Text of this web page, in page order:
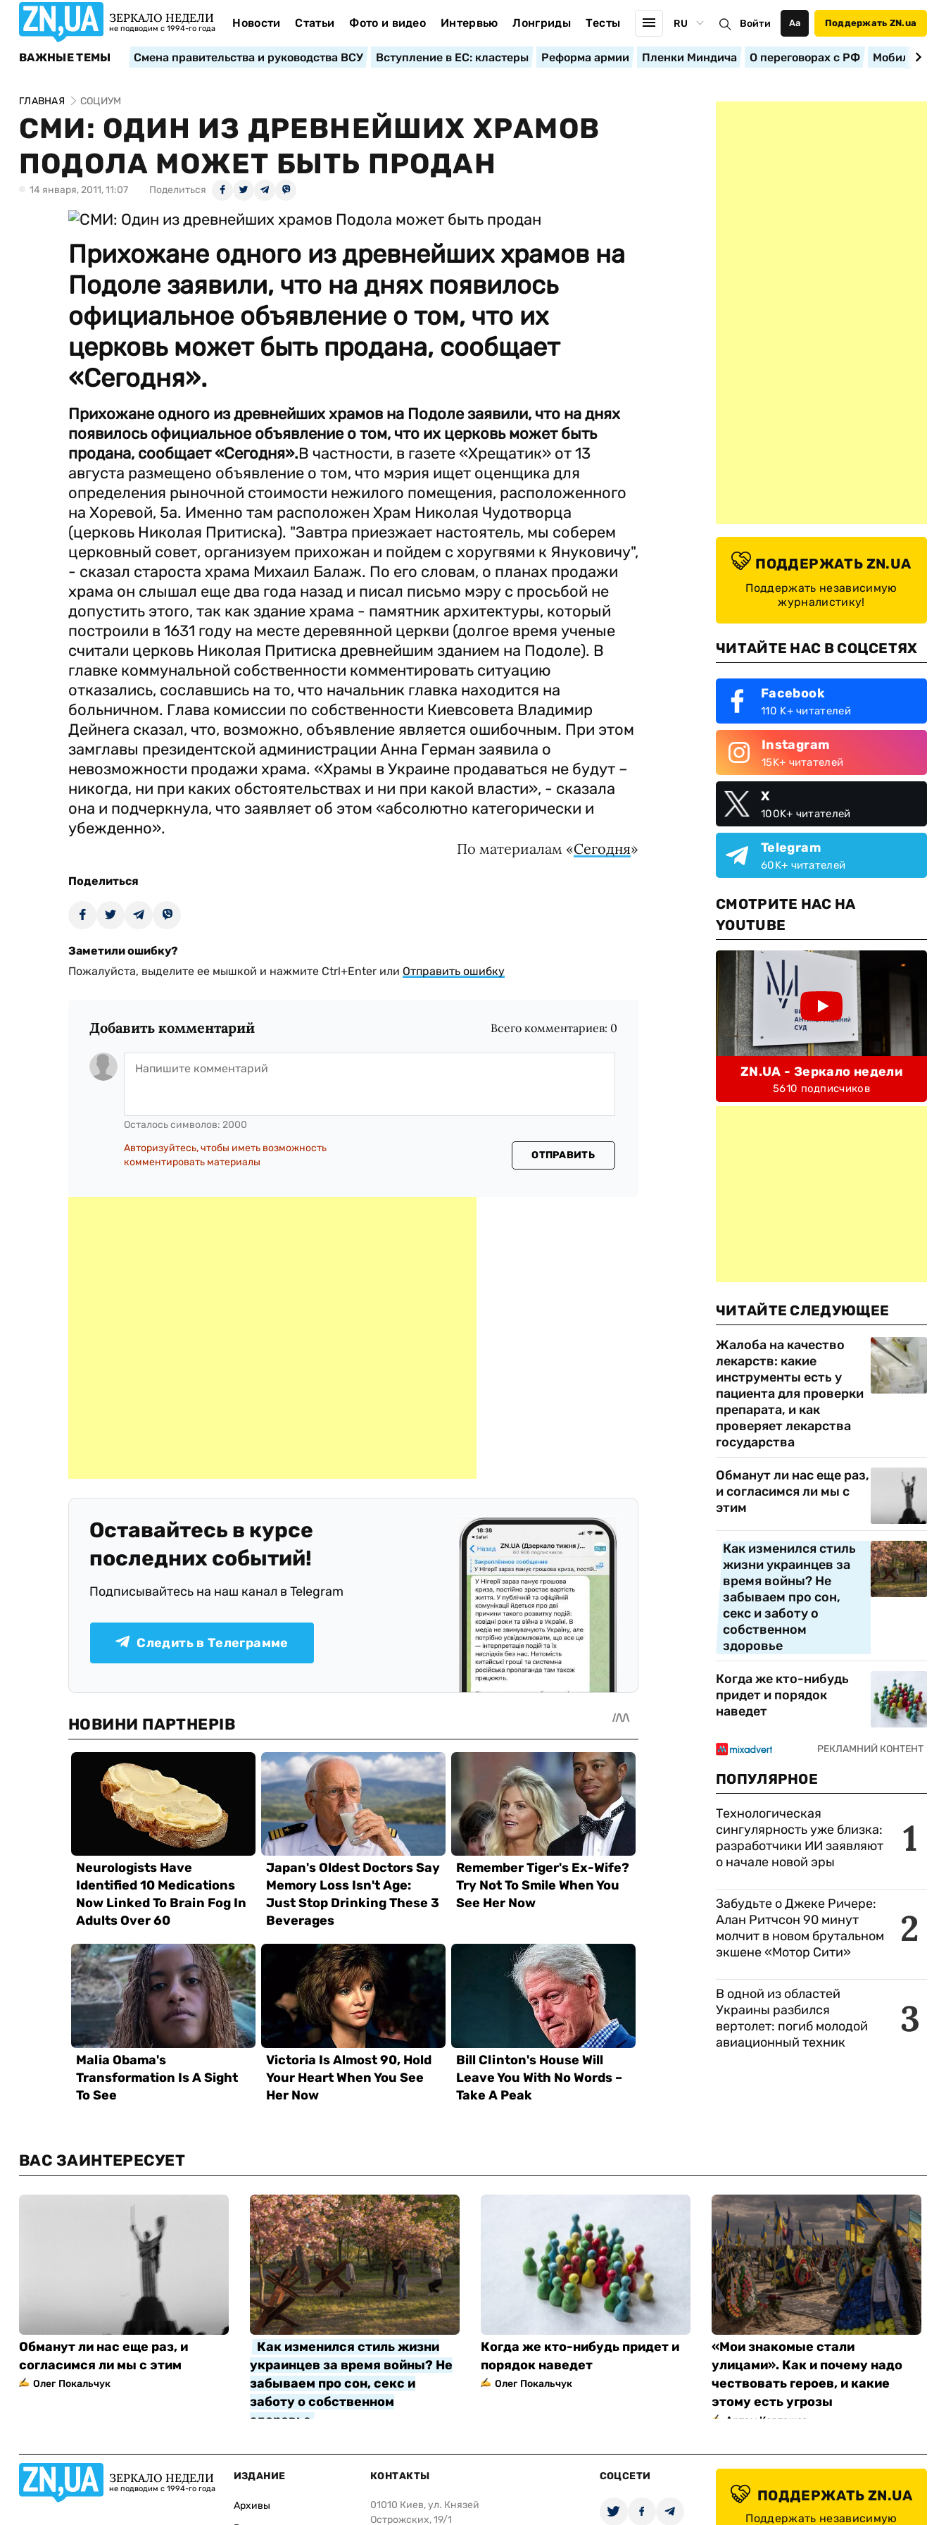
ЗЕРКАЛО НЕДЕЛИ
не подводим с 1994-го года Новости Статьи Фото и видео Интервью Лонгриды Тесты RU Войти Аа Поддержать ZN.ua
ВАЖНЫЕ ТЕМЫ Смена правительства и руководства ВСУ Вступление в ЕС: кластеры Реформа армии Пленки Миндича О переговорах с РФ
ГЛАВНАЯ СОЦИУМ
СМИ: ОДИН ИЗ ДРЕВНЕЙШИХ ХРАМОВ
ПОДОЛА МОЖЕТ БЫТЬ ПРОДАН
14 января, 2011, 11:07 Поделиться
Прихожане одного из древнейших храмов на
Подоле заявили, что на днях появилось
официальное объявление о том, что их
церковь может быть продана, сообщает
«Сегодня».
Прихожане одного из древнейших храмов на Подоле заявили, что на днях
появилось официальное объявление о том, что их церковь может быть
продана, сообщает «Сегодня».В частности, в газете «Хрещатик» от 13
августа размещено объявление о том, что мэрия ищет оценщика для
определения рыночной стоимости нежилого помещения, расположенного
на Хоревой, 5а. Именно там расположен Храм Николая Чудотворца
(церковь Николая Притиска). "Завтра приезжает настоятель, мы соберем
церковный совет, организуем прихожан и пойдем с хоругвями к Януковичу",
- сказал староста храма Михаил Балаж. По его словам, о планах продажи
храма он слышал еще два года назад и писал письмо мэру с просьбой не
допустить этого, так как здание храма - памятник архитектуры, который
построили в 1631 году на месте деревянной церкви (долгое время ученые
считали церковь Николая Притиска древнейшим зданием на Подоле). В
главке коммунальной собственности комментировать ситуацию
отказались, сославшись на то, что начальник главка находится на
больничном. Глава комиссии по собственности Киевсовета Владимир
Дейнега сказал, что, возможно, объявление является ошибочным. При этом
замглавы президентской администрации Анна Герман заявила о
невозможности продажи храма. «Храмы в Украине продаваться не будут –
никогда, ни при каких обстоятельствах и ни при какой власти», - сказала
она и подчеркнула, что заявляет об этом «абсолютно категорически и
убежденно».
По материалам «Сегодня»
Поделиться
Заметили ошибку?
Пожалуйста, выделите ее мышкой и нажмите Ctrl+Enter или Отправить ошибку
Добавить комментарий Всего комментариев: 0
Осталось символов: 2000
Авторизуйтесь, чтобы иметь возможность
комментировать материалы
ОТПРАВИТЬ
Оставайтесь в курсе
последних событий!
Подписывайтесь на наш канал в Telegram
Следить в Телеграмме
ПОДДЕРЖАТЬ ZN.UA
Поддержать независимую
журналистику!
ЧИТАЙТЕ НАС В СОЦСЕТЯХ
Facebook
110 K+ читателей
Instagram
15K+ читателей
X
100K+ читателей
Telegram
60K+ читателей
СМОТРИТЕ НАС НА
YOUTUBE
ZN.UA - Зеркало недели
5610 подписчиков
ЧИТАЙТЕ СЛЕДУЮЩЕЕ
Жалоба на качество
лекарств: какие
инструменты есть у
пациента для проверки
препарата, и как
проверяет лекарства
государства
Обманут ли нас еще раз,
и согласимся ли мы с
этим
Как изменился стиль
жизни украинцев за
время войны? Не
забываем про сон,
секс и заботу о
собственном
здоровье
Когда же кто-нибудь
придет и порядок
наведет
ПОПУЛЯРНОЕ
1
Технологическая
сингулярность уже близка:
разработчики ИИ заявляют
о начале новой эры
2
Забудьте о Джеке Ричере:
Алан Ритчсон 90 минут
молчит в новом брутальном
экшене «Мотор Сити»
3
В одной из областей
Украины разбился
вертолет: погиб молодой
авиационный техник
ВАС ЗАИНТЕРЕСУЕТ
Обманут ли нас еще раз, и
согласимся ли мы с этим
Олег Покальчук
Как изменился стиль жизни
украинцев за время войны? Не
забываем про сон, секс и
заботу о собственном
здоровье
Когда же кто-нибудь придет и
порядок наведет
Олег Покальчук
«Мои знакомые стали
улицами». Как и почему надо
чествовать героев, и какие
этому есть угрозы
Артем Карташов
ЗЕРКАЛО НЕДЕЛИ
не подводим с 1994-го года
ИЗДАНИЕ
Архивы
КОНТАКТЫ
01010 Киев, ул. Князей
Острожских, 19/1
СОЦСЕТИ
ПОДДЕРЖАТЬ ZN.UA
Поддержать независимую